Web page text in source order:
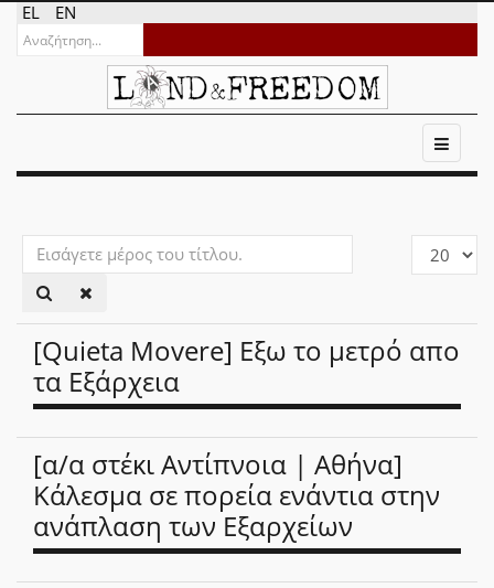
EL EN
Εισάγετε
μέρος
του
τίτλου.
Εμφάνιση
[Quieta Movere] Εξω το μετρό απο
τα Εξάρχεια
[α/α στέκι Αντίπνοια | Αθήνα]
Κάλεσμα σε πορεία ενάντια στην
ανάπλαση των Εξαρχείων